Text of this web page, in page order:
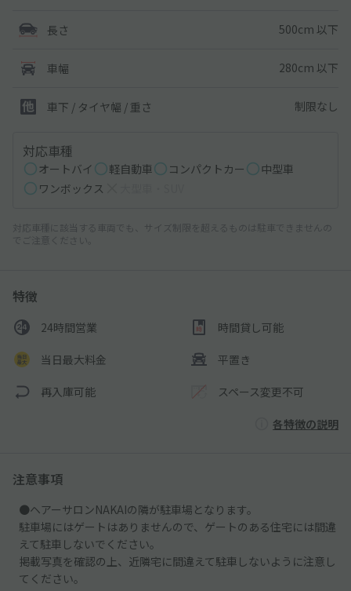
長さ 500cm 以下
車幅 280cm 以下
車下 / タイヤ幅 / 重さ 制限なし
対応車種
オートバイ 軽自動車 コンパクトカー
中型車
ワンボックス
対応車種に該当する車両でも、サイズ制限を超えるものは駐車できませんの
でご注意ください。
特徴
24時間営業 時間貸し可能
当日最大料金 平置き
再入庫可能 スペース変更不可
各特徴の説明
注意事項
●ヘアーサロンNAKAIの隣が駐車場となります。
駐車場にはゲートはありませんので、ゲートのある住宅には間違
えて駐車しないでください。
掲載写真を確認の上、近隣宅に間違えて駐車しないように注意し
てください。